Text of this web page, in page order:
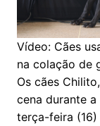
Vídeo: Cães
na colação de
Os cães
cena durante
terça-feira (16)